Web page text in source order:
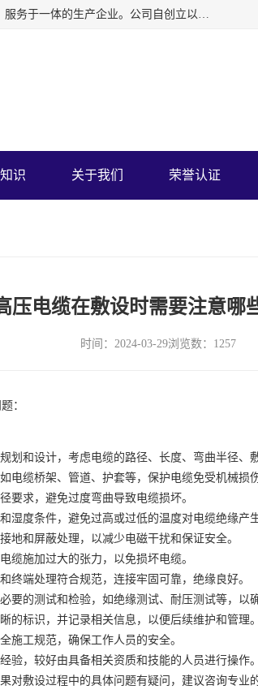
广东中业国际电缆有限公司是一家中业牌电线电缆公司，公司集线缆研发、生产、销售、服务于一体的生产企业。公司自创立以来一直跟随工业化、信息化的发展道路，并坚持以中国质量认证中心ISO9001管理体系进行企业管理。
识 关于我们 荣誉认证
压电缆在敷设时需要注意哪
时间：2024-03-29浏览数：1257
：
划和设计，考虑电缆的路径、长度、弯曲半径、
电缆桥架、管道、护套等，保护电缆免受机械损
要求，避免过度弯曲导致电缆损坏。
湿度条件，避免过高或过低的温度对电缆绝缘产
地和屏蔽处理，以减少电磁干扰和保证安全。
缆施加过大的张力，以免损坏电缆。
终端处理符合规范，连接牢固可靠，绝缘良好。
要的测试和检验，如绝缘测试、耐压测试等，以
的标识，并记录相关信息，以便后续维护和管理。
施工规范，确保工作人员的安全。
验，较好由具备相关资质和技能的人员进行操
对敷设过程中的具体问题有疑问，建议咨询专业